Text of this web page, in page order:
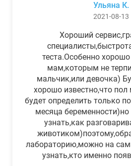
Ульяна К.
2021-08-13
Хороший
теста.Особенно
мам,которым не
мальчик,или девочка)
хорошо известно,что
будет определить только
месяца беременности)но
узнать,как
лабораторию,можно на
узнать,кто именно